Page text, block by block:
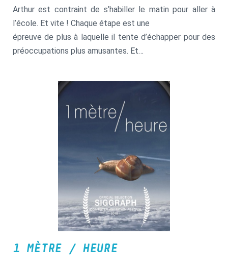
Arthur est contraint de s’habiller le matin pour aller à
l’école. Et vite ! Chaque étape est une
épreuve de plus à laquelle il tente d’échapper pour des
préoccupations plus amusantes. Et
1 MÈTRE / HEURE